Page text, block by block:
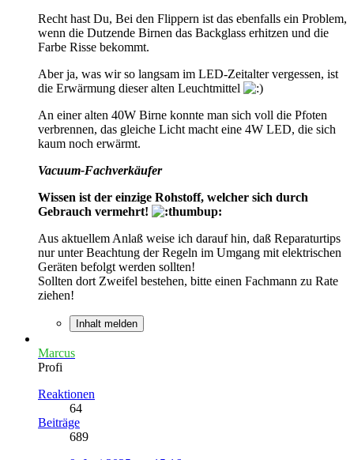
Recht hast Du, Bei den Flippern ist das ebenfalls ein Problem,
wenn die Dutzende Birnen das Backglass erhitzen und die
Farbe Risse bekommt.
Aber ja, was wir so langsam im LED-Zeitalter vergessen, ist
die Erwärmung dieser alten Leuchtmittel
An einer alten 40W Birne konnte man sich voll die Pfoten
verbrennen, das gleiche Licht macht eine 4W LED, die sich
kaum noch erwärmt.
Vacuum-Fachverkäufer
Wissen ist der einzige Rohstoff, welcher sich durch
Gebrauch vermehrt!
Aus aktuellem Anlaß weise ich darauf hin, daß Reparaturtips
nur unter Beachtung der Regeln im Umgang mit elektrischen
Geräten befolgt werden sollten!
Sollten dort Zweifel bestehen, bitte einen Fachmann zu Rate
ziehen!
Inhalt melden
Marcus
Profi
Reaktionen
64
Beiträge
689